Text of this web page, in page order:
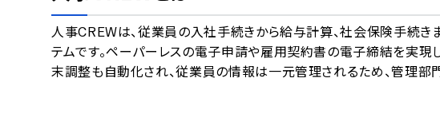
人事CREWは、従業員の入社手続きから給与計算、社会保険手続き
テムです。ペーパーレスの電子申請や雇用契約書の電子締結を実現
末調整も自動化され、従業員の情報は一元管理されるため、管理部